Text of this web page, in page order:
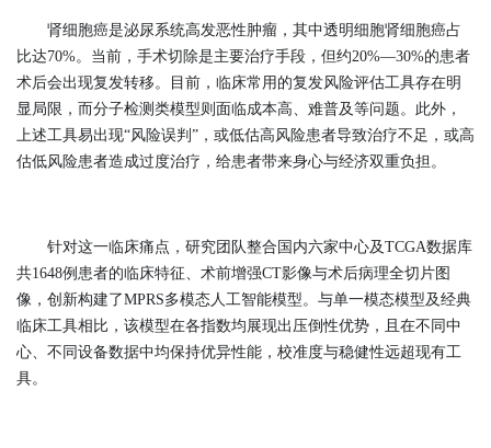
肾细胞癌是泌尿系统高发恶性肿瘤，其中透明细胞肾细胞癌占
比达70%。当前，手术切除是主要治疗手段，但约20%—30%的患者
术后会出现复发转移。目前，临床常用的复发风险评估工具存在明
显局限，而分子检测类模型则面临成本高、难普及等问题。此外，
上述工具易出现“风险误判”，或低估高风险患者导致治疗不足，或高
估低风险患者造成过度治疗，给患者带来身心与经济双重负担。
针对这一临床痛点，研究团队整合国内六家中心及TCGA数据库
共1648例患者的临床特征、术前增强CT影像与术后病理全切片图
像，创新构建了MPRS多模态人工智能模型。与单一模态模型及经典
临床工具相比，该模型在各指数均展现出压倒性优势，且在不同中
心、不同设备数据中均保持优异性能，校准度与稳健性远超现有工
具。